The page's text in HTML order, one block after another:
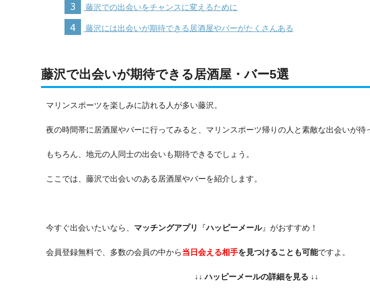
3 藤沢での出会いをチャンスに変えるために
4 藤沢には出会いが期待できる居酒屋やバーがたくさんある
藤沢で出会いが期待できる居酒屋・バー5選
マリンスポーツを楽しみに訪れる人が多い藤沢。
夜の時間帯に居酒屋やバーに行ってみると、マリンスポーツ帰りの人と素敵な出会いが待
もちろん、地元の人同士の出会いも期待できるでしょう。
ここでは、藤沢で出会いのある居酒屋やバーを紹介します。
今すぐ出会いたいなら、 マッチングアプリ 『ハッピーメール』がおすすめ！
会員登録無料で、多数の会員の中から当日会える相手を見つけることも可能ですよ。
↓↓ ハッピーメールの詳細を見る ↓↓